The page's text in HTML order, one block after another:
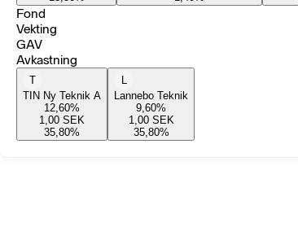
Fond
Vekting
GAV
Avkastning
T
TIN Ny Teknik A
12,60%
1,00 SEK
35,80%
L
Lannebo Teknik
9,60%
1,00 SEK
35,80%